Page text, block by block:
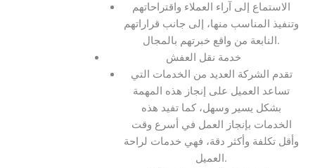
الاستماع إلى آراء العملاء واقتراحاتهم
وتنفيذ المناسب منها، إلى جانب قراراتهم
النابعة من واقع خبرتهم بالمجال.
خدمة نقل العفش
تقدم الشركة العديد من الخدمات التي
تساعد العميل على إنجاز هذه المهمة
بشكل يسير وسهل، كما تفيد هذه
الخدمات بإنجاز العمل في أسرع وقت
وأقل تكلفة وأكثر دقة، فهي خدمات لراحة
العميل.